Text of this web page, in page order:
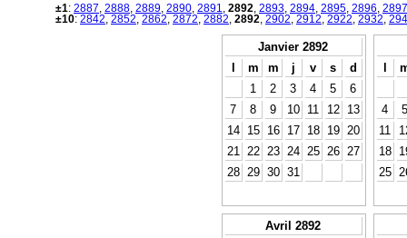
±1: 2887 2888 2889 2890 2891 2892 2893 2894 2895 2896 2897
±10: 2842 2852 2862 2872 2882 2892 2902 2912 2922 2932
Janvier 2892
l
m m j v s
d
1
2 3 4 5
6
7
8 9 10 11 12
13
14
15 16 17 18 19
20
21
22 23 24 25 26
27
28
29 30 31
l
4
5
11
18
25
Avril 2892